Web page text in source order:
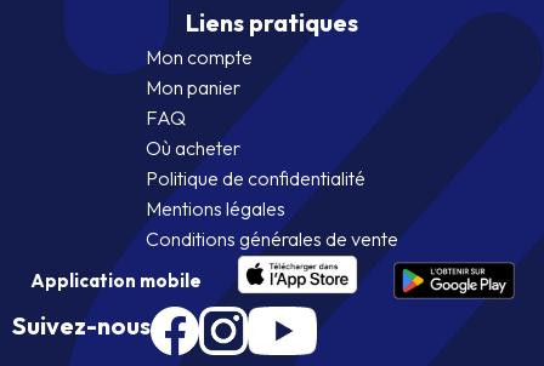
Liens pratiques
Mon compte
Mon panier
FAQ
Où acheter
Politique de confidentialité
Mentions légales
Conditions générales de vente
Application mobile
Suivez-nous